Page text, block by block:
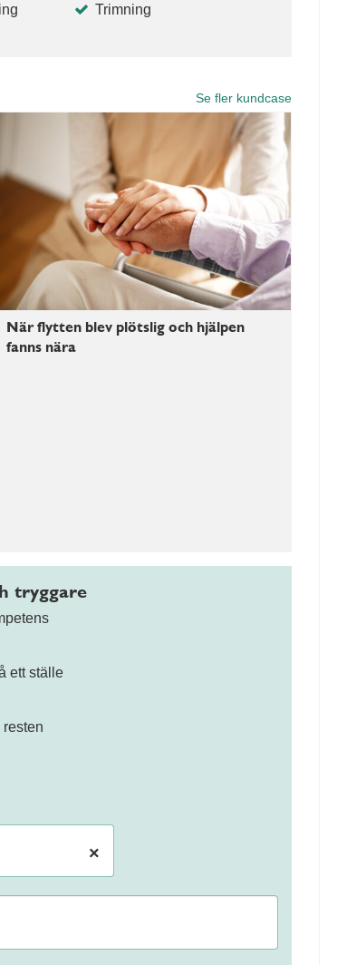
Trimning
Se fler kundcase
När flytten blev plötslig och hjälpen
fanns nära
tryggare
ett ställe
×